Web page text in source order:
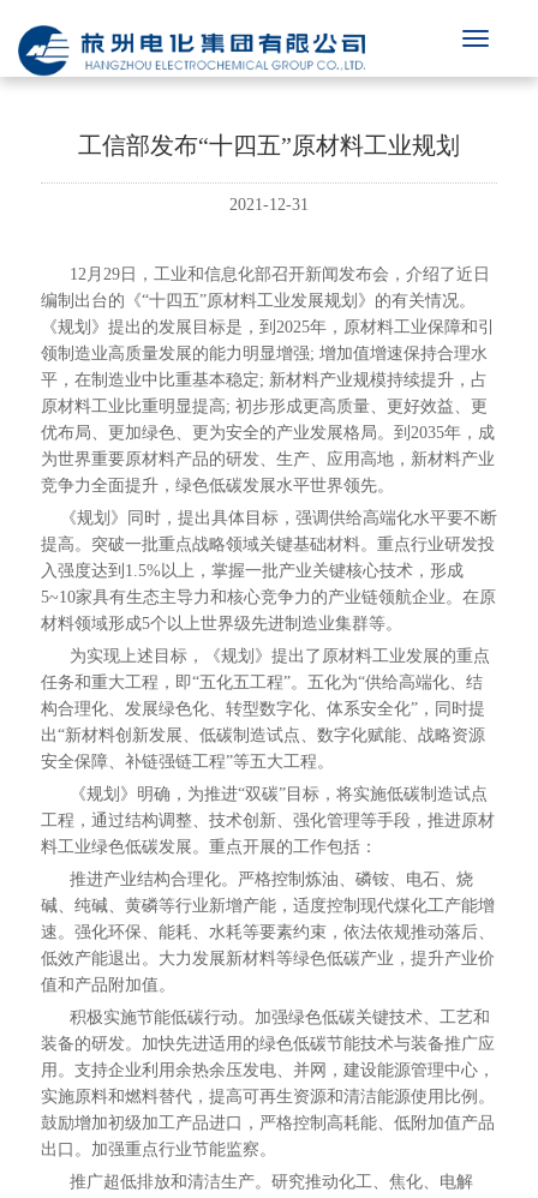
工信部发布“十四五”原材料工业规划
2021-12-31
12月29日，工业和信息化部召开新闻发布会，介绍了近日
编制出台的《“十四五”原材料工业发展规划》的有关情况。
《规划》提出的发展目标是，到2025年，原材料工业保障和引
领制造业高质量发展的能力明显增强; 增加值增速保持合理水
平，在制造业中比重基本稳定; 新材料产业规模持续提升，占
原材料工业比重明显提高; 初步形成更高质量、更好效益、更
优布局、更加绿色、更为安全的产业发展格局。到2035年，成
为世界重要原材料产品的研发、生产、应用高地，新材料产业
竞争力全面提升，绿色低碳发展水平世界领先。
《规划》同时，提出具体目标，强调供给高端化水平要不断
提高。突破一批重点战略领域关键基础材料。重点行业研发投
入强度达到1.5%以上，掌握一批产业关键核心技术，形成
5~10家具有生态主导力和核心竞争力的产业链领航企业。在原
材料领域形成5个以上世界级先进制造业集群等。
为实现上述目标，《规划》提出了原材料工业发展的重点
任务和重大工程，即“五化五工程”。五化为“供给高端化、结
构合理化、发展绿色化、转型数字化、体系安全化”，同时提
出“新材料创新发展、低碳制造试点、数字化赋能、战略资源
安全保障、补链强链工程”等五大工程。
《规划》明确，为推进“双碳”目标，将实施低碳制造试点
工程，通过结构调整、技术创新、强化管理等手段，推进原材
料工业绿色低碳发展。重点开展的工作包括：
推进产业结构合理化。严格控制炼油、磷铵、电石、烧
碱、纯碱、黄磷等行业新增产能，适度控制现代煤化工产能增
速。强化环保、能耗、水耗等要素约束，依法依规推动落后、
低效产能退出。大力发展新材料等绿色低碳产业，提升产业价
值和产品附加值。
积极实施节能低碳行动。加强绿色低碳关键技术、工艺和
装备的研发。加快先进适用的绿色低碳节能技术与装备推广应
用。支持企业利用余热余压发电、并网，建设能源管理中心，
实施原料和燃料替代，提高可再生资源和清洁能源使用比例。
鼓励增加初级加工产品进口，严格控制高耗能、低附加值产品
出口。加强重点行业节能监察。
推广超低排放和清洁生产。研究推动化工、焦化、电解